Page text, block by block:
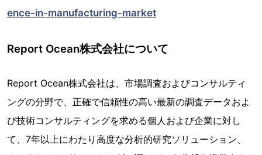
ence-in-manufacturing-market
Report Ocean株式会社について
Report Ocean株式会社は、市場調査およびコンサルティ
ングの分野で、正確で信頼性の高い最新の調査データおよ
び技術コンサルティングを求める個人および企業に対し
て、7年以上にわたり高度な分析的研究ソリューション、